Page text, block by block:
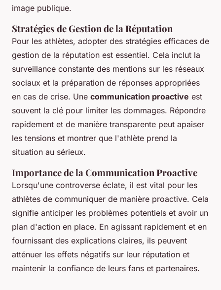
image publique.
Stratégies de Gestion de la Réputation
Pour les athlètes, adopter des stratégies efficaces de
gestion de la réputation est essentiel. Cela inclut la
surveillance constante des mentions sur les réseaux
sociaux et la préparation de réponses appropriées
en cas de crise. Une communication proactive est
souvent la clé pour limiter les dommages. Répondre
rapidement et de manière transparente peut apaiser
les tensions et montrer que l'athlète prend la
situation au sérieux.
Importance de la Communication Proactive
Lorsqu'une controverse éclate, il est vital pour les
athlètes de communiquer de manière proactive. Cela
signifie anticiper les problèmes potentiels et avoir un
plan d'action en place. En agissant rapidement et en
fournissant des explications claires, ils peuvent
atténuer les effets négatifs sur leur réputation et
maintenir la confiance de leurs fans et partenaires.